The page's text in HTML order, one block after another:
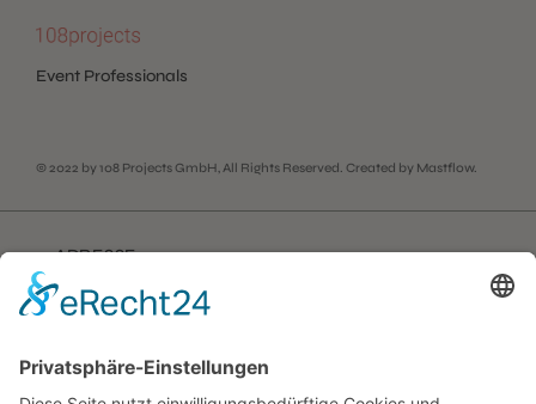
Event Professionals
© 2022 by 108 Projects GmbH, All Rights Reserved. Created by Mastflow.
ADRESSE
108 Projects GmbH
80538 München